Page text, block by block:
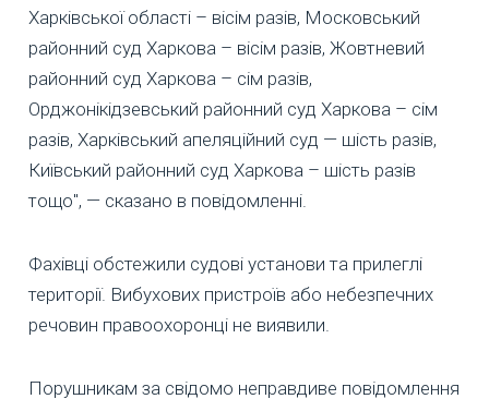
Харківської області – вісім разів, Московський
районний суд Харкова – вісім разів, Жовтневий
районний суд Харкова – сім разів,
Орджонікідзевський районний суд Харкова – сім
разів, Харківський апеляційний суд — шість разів,
Київський районний суд Харкова – шість разів
тощо", — сказано в повідомленні.
Фахівці обстежили судові установи та прилеглі
території. Вибухових пристроїв або небезпечних
речовин правоохоронці не виявили.
Порушникам за свідомо неправдиве повідомлення